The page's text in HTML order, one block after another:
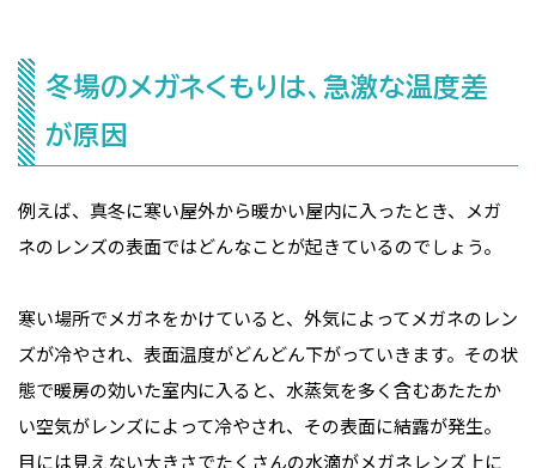
冬場のメガネくもりは、急激な温度差
が原因
例えば、真冬に寒い屋外から暖かい屋内に入ったとき、メガ
ネのレンズの表面ではどんなことが起きているのでしょう。
寒い場所でメガネをかけていると、外気によってメガネのレン
ズが冷やされ、表面温度がどんどん下がっていきます。その状
態で暖房の効いた室内に入ると、水蒸気を多く含むあたたか
い空気がレンズによって冷やされ、その表面に結露が発生。
目には見えない大きさでたくさんの水滴がメガネレンズ上に